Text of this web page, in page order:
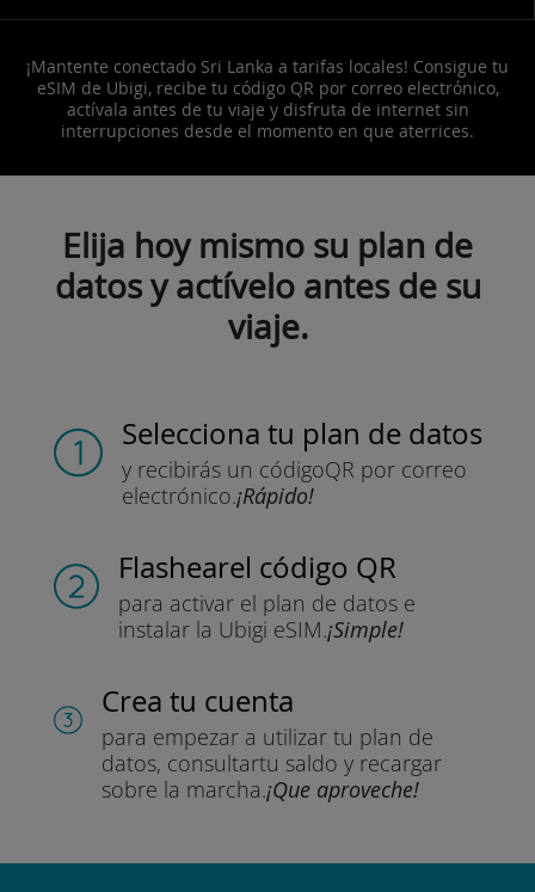
¡Mantente conectado Sri Lanka a tarifas locales! Consigue tu
eSIM de Ubigi, recibe tu código QR por correo electrónico,
actívala antes de tu viaje y disfruta de internet sin
interrupciones desde el momento en que aterrices.
Elija hoy mismo su plan de
datos y actívelo antes de su
viaje.
Selecciona tu plan de datos
y recibirás un códigoQR por correo
electrónico.¡Rápido!
Flashearel código QR
para activar el plan de datos e
instalar la Ubigi eSIM.¡Simple!
Crea tu cuenta
para empezar a utilizar tu plan de
datos, consultartu saldo y recargar
sobre la marcha.¡Que aproveche!